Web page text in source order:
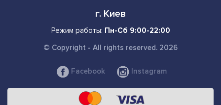
г. Киев
Режим работы: Пн-Сб 9:00-22:00
© Copyright - All rights reserved. 2026
Facebook Instagram